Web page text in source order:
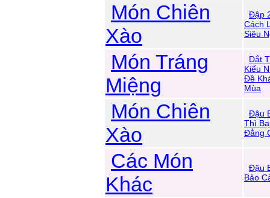
Món Chiên
Xào
Đập
Cách
Siêu
Món Tráng
Miệng
Dắt
Kiểu
Đề
Mùa
Món Chiên
Xào
Đậu
Thì
Đẳng
Các Món
Khác
Đậu
Bảo